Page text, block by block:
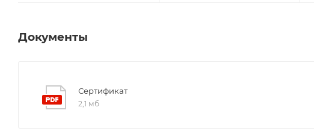
Документы
Сертификат
2,1 мб